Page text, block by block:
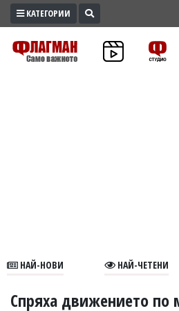
ПРОМО
ЗОНА
В
КАТЕГОРИИ
НАЙ-НОВИ НАЙ-ЧЕТЕНИ
Спряха движението по